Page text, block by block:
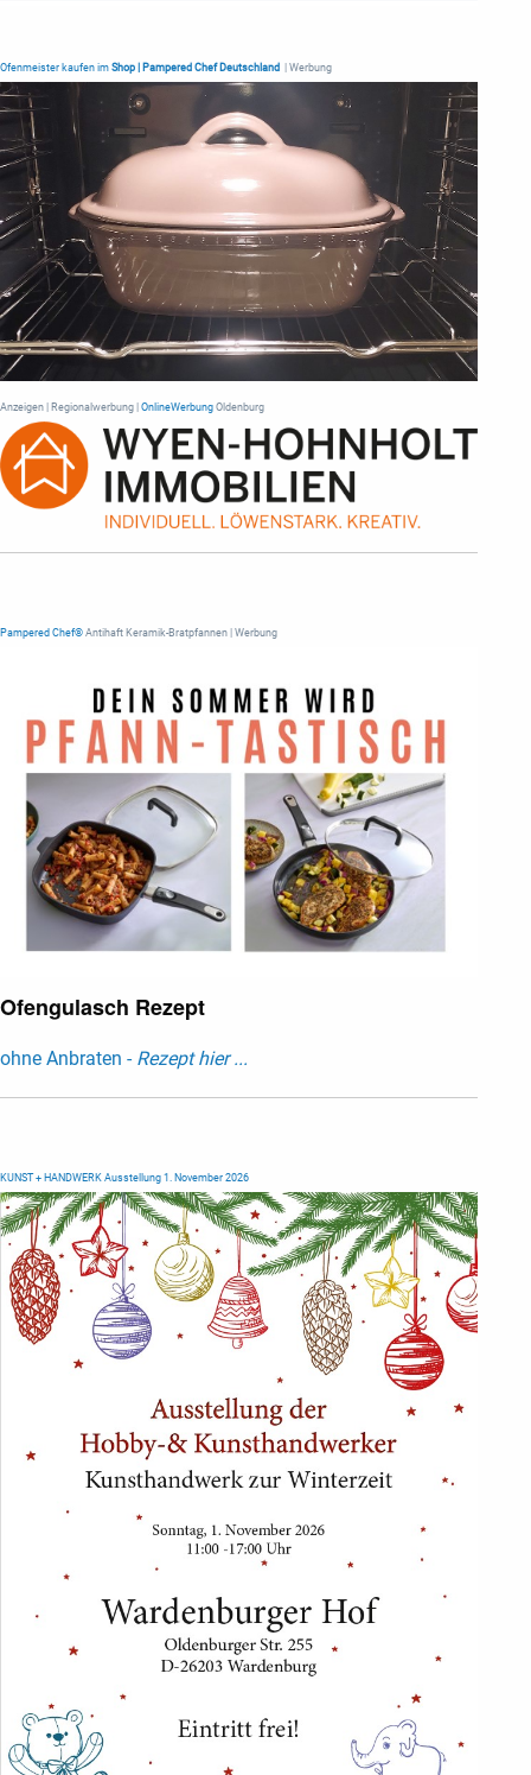
Ofenmeister kaufen im Shop | Pampered Chef Deutschland | Werbung
Anzeigen | Regionalwerbung | OnlineWerbung Oldenburg
Pampered Chef® Antihaft Keramik-Bratpfannen | Werbung
Ofengulasch Rezept
ohne Anbraten - Rezept hier ...
KUNST + HANDWERK Ausstellung 1. November 2026